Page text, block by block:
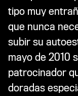
tipo muy
que nunca
subir su
mayo de 2010
patrocinador
doradas